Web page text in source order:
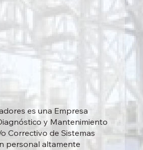
es una Empresa
y Mantenimiento
Correctivo de Sistemas
personal altamente